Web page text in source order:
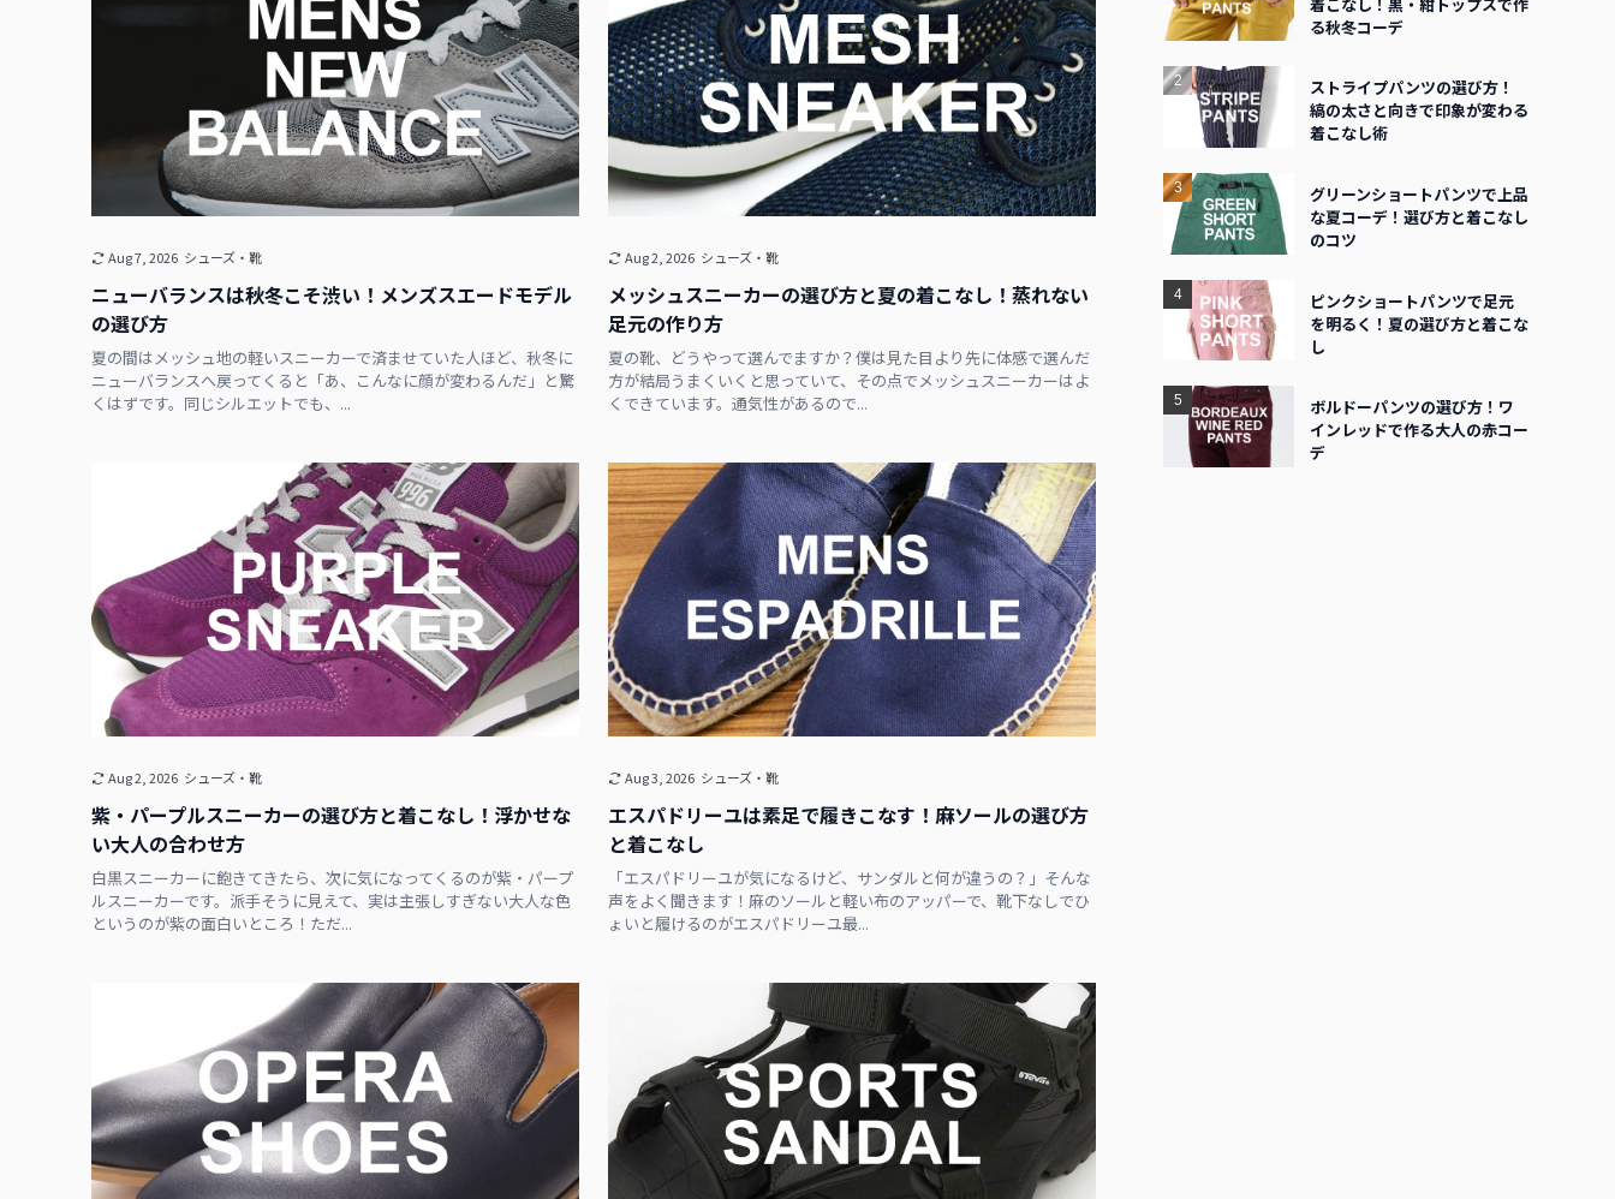
ニューバランスは秋冬こそ渋い！メンズスエードモデル
の選び方
夏の間はメッシュ地の軽いスニーカーで済ませていた人ほど、秋冬に
ニューバランスへ戻ってくると「あ、こんなに顔が変わるんだ」と驚
くはずです。同じシルエットでも、...
Aug 7, 2026 シューズ・靴
メッシュスニーカーの選び方と夏の着こなし！蒸れない
足元の作り方
夏の靴、どうやって選んでますか？僕は見た目より先に体感で選んだ
方が結局うまくいくと思っていて、その点でメッシュスニーカーはよ
くできています。通気性があるので...
Aug 2, 2026 シューズ・靴
紫・パープルスニーカーの選び方と着こなし！浮かせな
い大人の合わせ方
白黒スニーカーに飽きてきたら、次に気になってくるのが紫・パープ
ルスニーカーです。派手そうに見えて、実は主張しすぎない大人な色
というのが紫の面白いところ！ただ...
Aug 2, 2026 シューズ・靴
エスパドリーユは素足で履きこなす！麻ソールの選び方
と着こなし
「エスパドリーユが気になるけど、サンダルと何が違うの？」そんな
声をよく聞きます！麻のソールと軽い布のアッパーで、靴下なしでひ
ょいと履けるのがエスパドリーユ最...
Aug 3, 2026 シューズ・靴
る秋冬コーデ
ストライプパンツの選び方！
縞の太さと向きで印象が変わる
着こなし術
グリーンショートパンツで上品
な夏コーデ！選び方と着こなし
のコツ
ピンクショートパンツで足元
を明るく！夏の選び方と着こな
し
ボルドーパンツの選び方！ワ
インレッドで作る大人の赤コー
デ